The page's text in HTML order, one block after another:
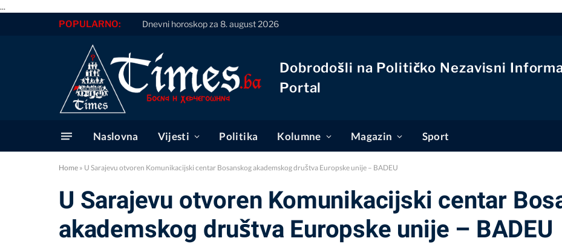
...
POPULARNO: Dnevni horoskop za 8. august 2026
Dobrodošli na Političko Nezavisni
Portal
Naslovna Vijesti Politika Kolumne Magazin Sport
Home » U Sarajevu otvoren Komunikacijski centar Bosanskog akademskog društva Europske unije – BADEU
U Sarajevu otvoren Komunikacijski centar
akademskog društva Europske unije – BADEU